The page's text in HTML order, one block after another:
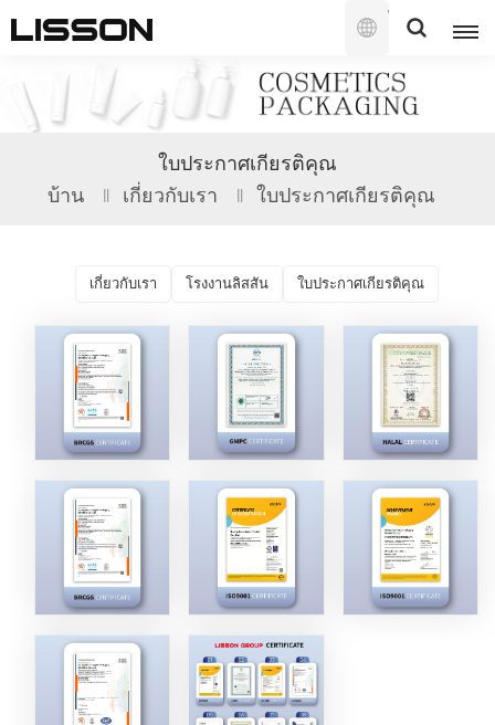
ไทย
français
español
português
العربية
日本語
한국의
ไทย
Tiếng việt
中文
ใบประกาศเกียรติคุณ
บ้าน เกี่ยวกับเรา ใบประกาศเกียรติคุณ
เกี่ยวกับเรา โรงงานลิสสัน ใบประกาศเกียรติคุณ